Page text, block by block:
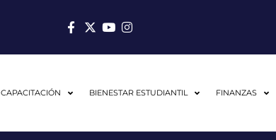
CAPACITACIÓN BIENESTAR ESTUDIANTIL FINANZAS